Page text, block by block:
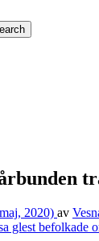
2020) av
glest befolkade